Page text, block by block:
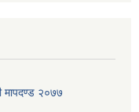
मापदण्ड २०७७